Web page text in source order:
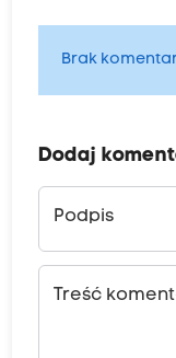
Brak
Dodaj
Podpis
Treść